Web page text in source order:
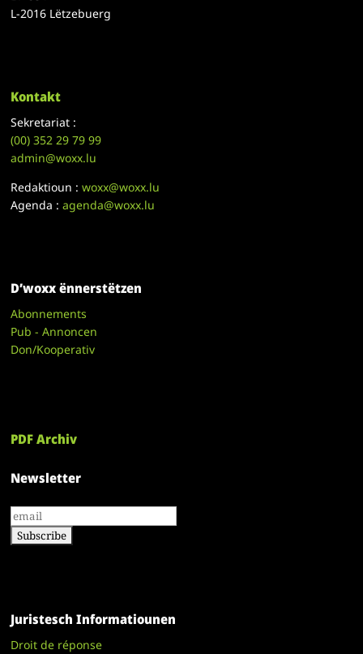
L-2016 Lëtzebuerg
Kontakt
Sekretariat :
(00)352 29 79 99
admin@woxx.lu
Redaktioun :woxx@woxx.lu
Agenda :agenda@woxx.lu
D’woxx ënnerstëtzen
Abonnements
Pub - Annoncen
Don/Kooperativ
PDF Archiv
Newsletter
Juristesch Informatiounen
Droit de réponse